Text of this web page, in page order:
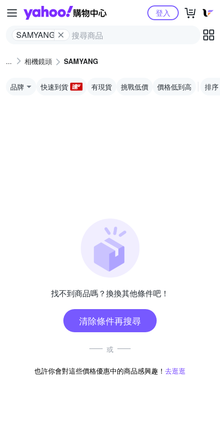
Yahoo購物中心
SAMYANG
登入
相機鏡頭 SAMYANG
品牌 快速到貨 有現貨 挑戰低價 價格低到高 排序
找不到商品嗎？換換其他條件吧！
清除條件再搜尋
或
也許你會對這些價格優惠中的商品感興趣！ 去逛逛